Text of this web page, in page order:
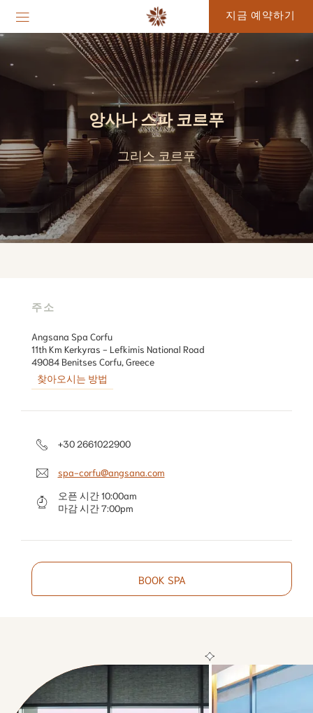
지금 예약하기
앙사나 스파 코르푸
그리스 코르푸
주소
Angsana Spa Corfu
11th Km Kerkyras - Lefkimis National Road
찾아오시는 방법
+30 2661022900
spa-corfu@angsana.com
오픈 시간10:00am
마감 시간7:00pm
BOOK SPA